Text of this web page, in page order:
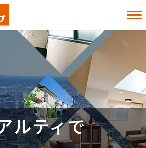
借りたい
貸したい
売りたい
知らせ
お役立ち情報
くある質問
MITOシル
ルティで